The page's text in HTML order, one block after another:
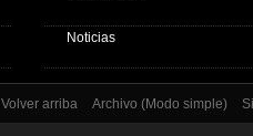
Noticias
Volver arriba Archivo (Modo simple)